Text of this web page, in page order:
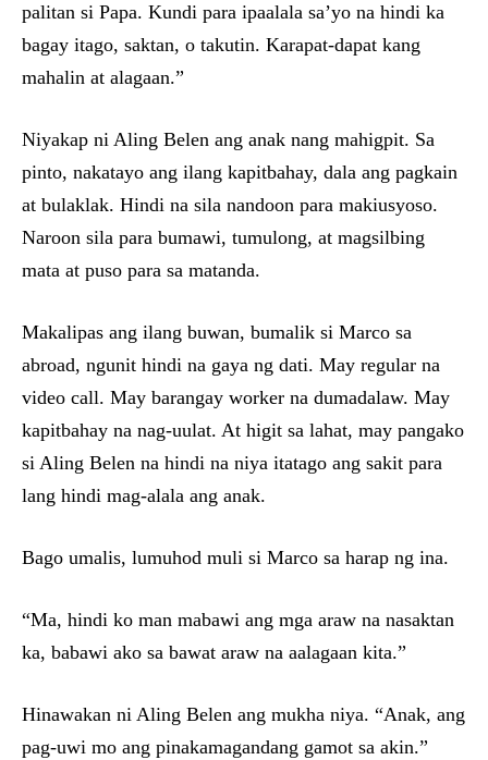
palitan si Papa. Kundi para ipaalala sa’yo na hindi ka
bagay itago, saktan, o takutin. Karapat-dapat kang
mahalin at alagaan.”
Niyakap ni Aling Belen ang anak nang mahigpit. Sa
pinto, nakatayo ang ilang kapitbahay, dala ang pagkain
at bulaklak. Hindi na sila nandoon para makiusyoso.
Naroon sila para bumawi, tumulong, at magsilbing
mata at puso para sa matanda.
Makalipas ang ilang buwan, bumalik si Marco sa
abroad, ngunit hindi na gaya ng dati. May regular na
video call. May barangay worker na dumadalaw. May
kapitbahay na nag-uulat. At higit sa lahat, may pangako
si Aling Belen na hindi na niya itatago ang sakit para
lang hindi mag-alala ang anak.
Bago umalis, lumuhod muli si Marco sa harap ng ina.
“Ma, hindi ko man mabawi ang mga araw na nasaktan
ka, babawi ako sa bawat araw na aalagaan kita.”
Hinawakan ni Aling Belen ang mukha niya. “Anak, ang
pag-uwi mo ang pinakamagandang gamot sa akin.”